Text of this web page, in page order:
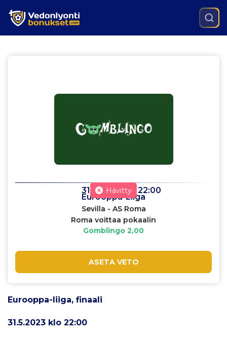
31.5.2023 klo 22:00
Eurooppa-Liiga
Sevilla - AS Roma
Roma voittaa pokaalin
Gomblingo 2,00
Hävitty
ASETA VETO
Eurooppa-liiga, finaali
31.5.2023 klo 22:00